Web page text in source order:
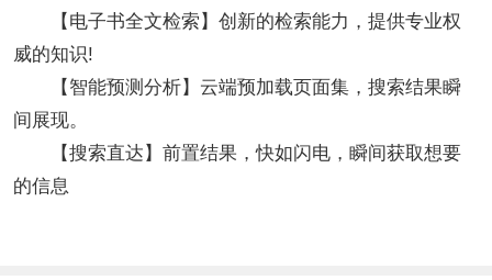
【电子书全文检索】创新的检索能力，提供专业权
威的知识!
【智能预测分析】云端预加载页面集，搜索结果瞬
间展现。
【搜索直达】前置结果，快如闪电，瞬间获取想要
的信息